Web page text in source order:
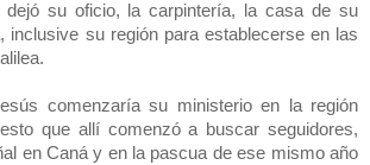
dejó su oficio, la carpintería, la casa de su
inclusive su región para establecerse en las
comenzaría su ministerio en la región
que allí comenzó a buscar seguidores,
en Caná y en la pascua de ese mismo año